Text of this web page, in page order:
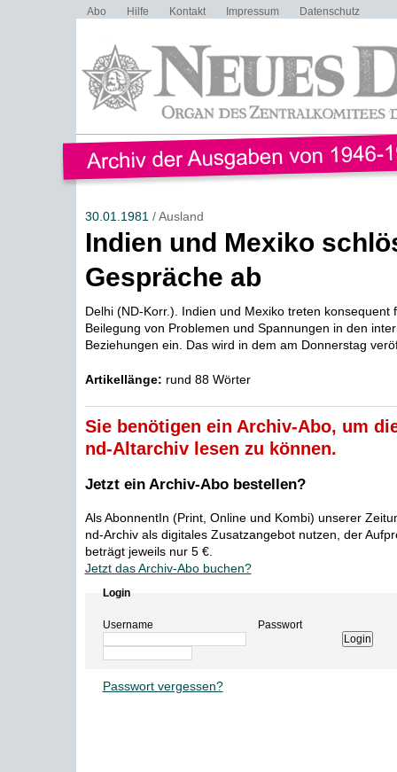
Abo Hilfe Kontakt Impressum Datenschutz
30.01.1981 / Ausland
Indien und Mexiko
Gespräche ab
Delhi (ND-Korr.). Indien und Mexiko treten konsequent
Beilegung von Problemen und Spannungen in den
Beziehungen ein. Das wird in dem am Donnerstag
Artikellänge: rund 88 Wörter
Sie benötigen ein Archiv-Abo, um
nd-Altarchiv lesen zu können.
Jetzt ein Archiv-Abo bestellen?
Als AbonnentIn (Print, Online und Kombi) unserer
nd-Archiv als digitales Zusatzangebot nutzen, der
beträgt jeweils nur 5 €.
Jetzt das Archiv-Abo buchen?
Login
Username Passwort
Passwort vergessen?